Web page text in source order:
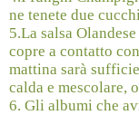
ne tenete due
5.La salsa
copre a contatto
mattina sarà
calda e mescolare,
6. Gli albumi che